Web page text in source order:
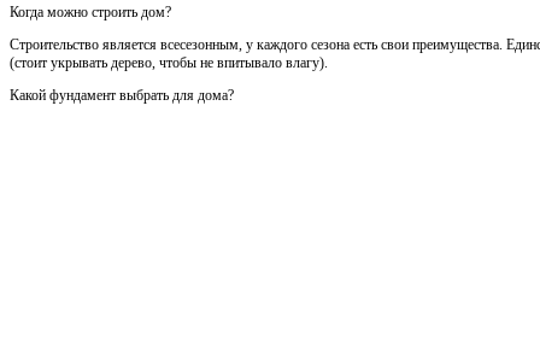
Когда можно строить дом?
Строительство является всесезонным, у каждого сезона есть свои преимущества.
(стоит укрывать дерево, чтобы не впитывало влагу).
Какой фундамент выбрать для дома?